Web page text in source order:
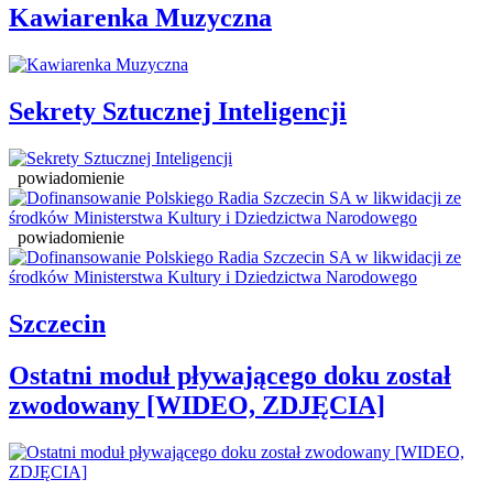
Kawiarenka Muzyczna
Sekrety Sztucznej Inteligencji
powiadomienie
powiadomienie
Szczecin
Ostatni moduł pływającego doku został
zwodowany [WIDEO, ZDJĘCIA]